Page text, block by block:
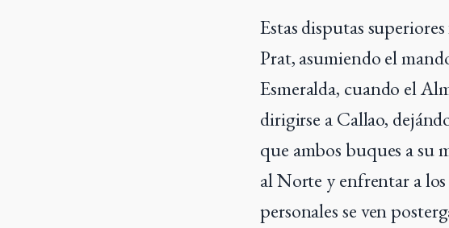
Estas disputas
Prat, asumiendo el
Esmeralda, cuando el
dirigirse a Callao,
que ambos buques a su
al Norte y enfrentar a
personales se ven